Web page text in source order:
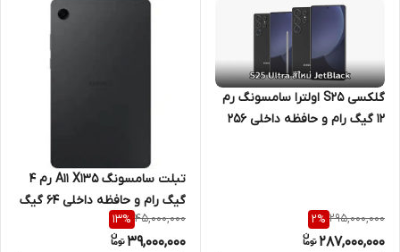
گلکسی S25 اولترا سامسونگ رم
12 گیگ رام و حافظه داخلی 256
295,000,000
2%
287,000,000
تبلت سامسونگ A11 X135 رم 4
گیگ رام و حافظه داخلی 64 گیگ
با نمایشگر 8.7 اینچ 5G
45,000,000
13%
39,000,000